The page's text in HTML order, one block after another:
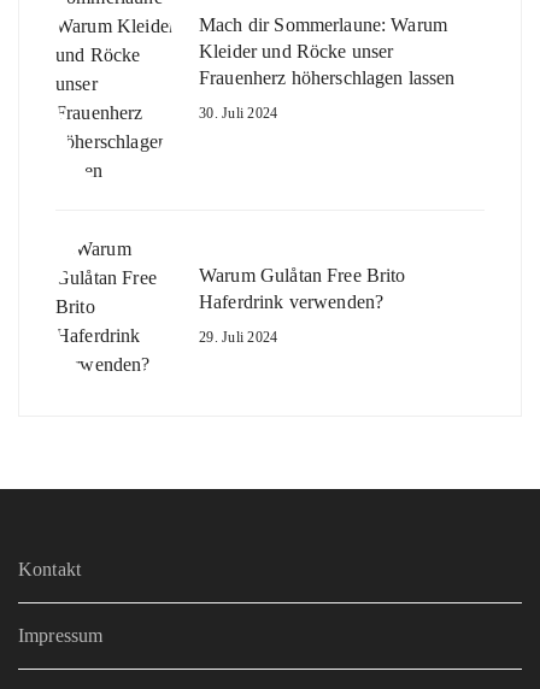
Mach dir Sommerlaune: Warum
Kleider und Röcke unser
Frauenherz höherschlagen lassen
30. Juli 2024
Warum Gulåtan Free Brito
Haferdrink verwenden?
29. Juli 2024
Kontakt
Impressum